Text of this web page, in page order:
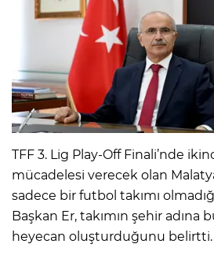
TFF 3. Lig Play-Off Finali’nde
mücadelesi verecek olan
sadece bir futbol takımı
Başkan Er, takımın şehir
heyecan oluşturduğunu belirtti.